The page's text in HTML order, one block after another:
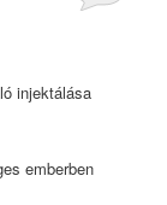
injektálása
emberben